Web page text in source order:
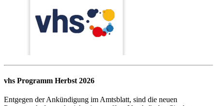
vhs Programm Herbst 2026
Entgegen der Ankündigung im Amtsblatt, sind die neuen